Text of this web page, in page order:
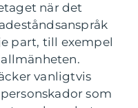
när det
part, till exempel
vanligtvis
som